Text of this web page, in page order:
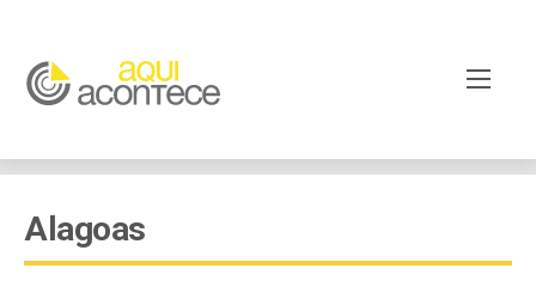
Alagoas